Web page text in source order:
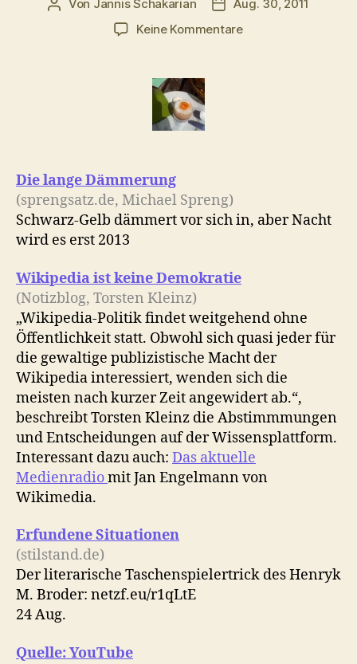
Beitragsautor
Von Jannis Schakarian Veröffentlichungsdatum
Aug. 30, 2011
Keine Kommentarezu
Die lange Dämmerung
(sprengsatz.de, Michael Spreng)
Schwarz-Gelb dämmert vor sich in, aber Nacht
wird es erst 2013
Wikipedia ist keine Demokratie
(Notizblog, Torsten Kleinz)
„Wikipedia-Politik findet weitgehend ohne
Öffentlichkeit statt. Obwohl sich quasi jeder für
die gewaltige publizistische Macht der
Wikipedia interessiert, wenden sich die
meisten nach kurzer Zeit angewidert ab.“,
beschreibt Torsten Kleinz die Abstimmmungen
und Entscheidungen auf der Wissensplattform.
Interessant dazu auch: Das aktuelle
Medienradiomit Jan Engelmann von
Wikimedia.
Erfundene Situationen
(stilstand.de)
Der literarische Taschenspielertrick des Henryk
M. Broder: netzf.eu/r1qLtE
24 Aug.
Quelle: YouTube